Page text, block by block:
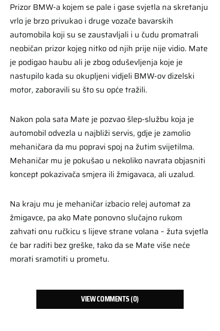
Prizor BMW-a kojem se pale i gase svjetla na skretanju
vrlo je brzo privukao i druge vozače bavarskih
automobila koji su se zaustavljali i u čudu promatrali
neobičan prizor kojeg nitko od njih prije nije vidio. Mate
je podigao haubu ali je zbog oduševljenja koje je
nastupilo kada su okupljeni vidjeli BMW-ov dizelski
motor, zaboravili su što su opće tražili.
Nakon pola sata Mate je pozvao šlep-službu koja je
automobil odvezla u najbliži servis, gdje je zamolio
mehaničara da mu popravi spoj na žutim svijetilma.
Mehaničar mu je pokušao u nekoliko navrata objasniti
koncept pokazivača smjera ili žmigavaca, ali uzalud.
Na kraju mu je mehaničar izbacio relej automat za
žmigavce, pa ako Mate ponovno slučajno rukom
zahvati onu ručkicu s lijeve strane volana – žuta svjetla
će bar raditi bez greške, tako da se Mate više neće
morati sramotiti u prometu.
VIEW COMMENTS (0)